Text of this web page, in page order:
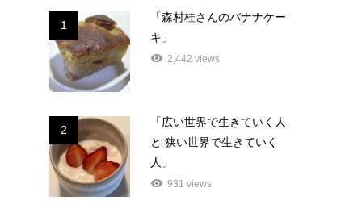
1
「森村桂さんのバナナケー
キ」
2,442 views
2
「広い世界で生きていく人
と 狭い世界で生きていく
人」
931 views